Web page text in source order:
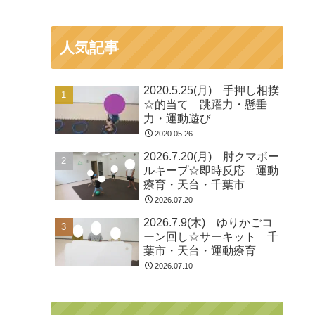
人気記事
2020.5.25(月) 手押し相撲
☆的当て 跳躍力・懸垂
力・運動遊び
2020.05.26
2026.7.20(月) 肘クマボー
ルキープ☆即時反応 運動
療育・天台・千葉市
2026.07.20
2026.7.9(木) ゆりかごコ
ーン回し☆サーキット 千
葉市・天台・運動療育
2026.07.10